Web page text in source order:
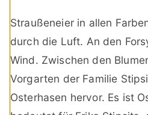
Straußeneier in allen
durch die Luft. An den
Wind. Zwischen den
Vorgarten der Familie
Osterhasen hervor. Es ist